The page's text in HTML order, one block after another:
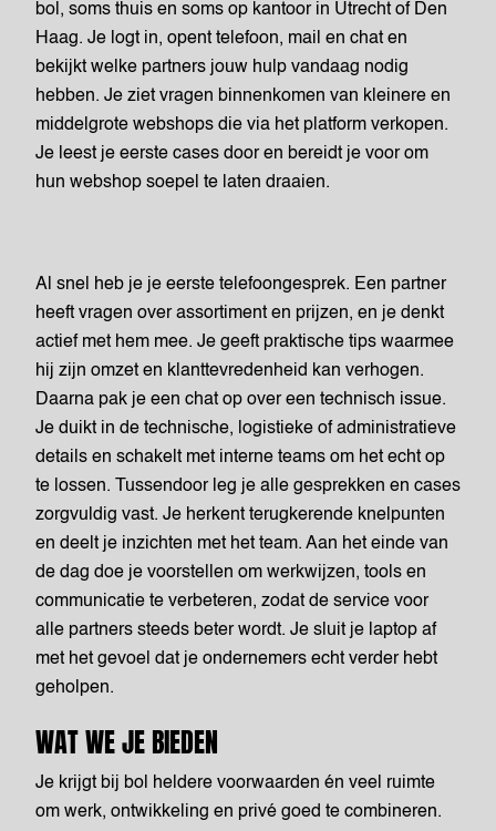
bol, soms thuis en soms op kantoor in Utrecht of Den
Haag. Je logt in, opent telefoon, mail en chat en
bekijkt welke partners jouw hulp vandaag nodig
hebben. Je ziet vragen binnenkomen van kleinere en
middelgrote webshops die via het platform verkopen.
Je leest je eerste cases door en bereidt je voor om
hun webshop soepel te laten draaien.
Al snel heb je je eerste telefoongesprek. Een partner
heeft vragen over assortiment en prijzen, en je denkt
actief met hem mee. Je geeft praktische tips waarmee
hij zijn omzet en klanttevredenheid kan verhogen.
Daarna pak je een chat op over een technisch issue.
Je duikt in de technische, logistieke of administratieve
details en schakelt met interne teams om het echt op
te lossen. Tussendoor leg je alle gesprekken en cases
zorgvuldig vast. Je herkent terugkerende knelpunten
en deelt je inzichten met het team. Aan het einde van
de dag doe je voorstellen om werkwijzen, tools en
communicatie te verbeteren, zodat de service voor
alle partners steeds beter wordt. Je sluit je laptop af
met het gevoel dat je ondernemers echt verder hebt
geholpen.
WAT WE JE BIEDEN
Je krijgt bij bol heldere voorwaarden én veel ruimte
om werk, ontwikkeling en privé goed te combineren.